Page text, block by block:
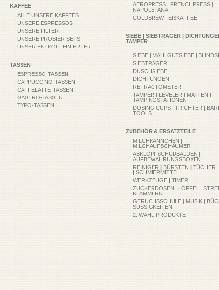
KAFFEE
ALLE UNSERE KAFFEES
UNSERE ESPRESSOS
UNSERE FILTER
UNSERE PROBIER-SETS
UNSER ENTKOFFEINIERTER
TASSEN
ESPRESSO-TASSEN
CAPPUCCINO-TASSEN
CAFFELATTE-TASSEN
GASTRO-TASSEN
TYPO-TASSEN
AEROPRESS | FRENCHPRESS |
NAPOLETANA
COLDBREW | EISKAFFEE
SIEBE | SIEBTRÄGER |
TAMPER
SIEBE | MAHLGUTSIEBE |
SIEBTRÄGER
DUSCHSIEBE
DICHTUNGEN
REFRACTOMETER
TAMPER | LEVELER | MATTEN |
TAMPINGSTATIONEN
DOSING CUPS | TRICHTER |
TOOLS
ZUBEHÖR & ERSATZTEILE
MILCHKÄNNCHEN |
MILCHAUFSCHÄUMER
ABKLOPFSCHUDBALDEN |
AUFBEWAHRUNGSBOXEN
REINIGER | BÜRSTEN | TÜCHER
| SCHMIERMITTEL
WERKZEUGE | TIMER
ZUCKERDOSEN | LÖFFEL |
KLAMMERN
GERUCHSSCHULE | MUSIK |
SÜSSIGKEITEN
2. WAHL-PRODUKTE